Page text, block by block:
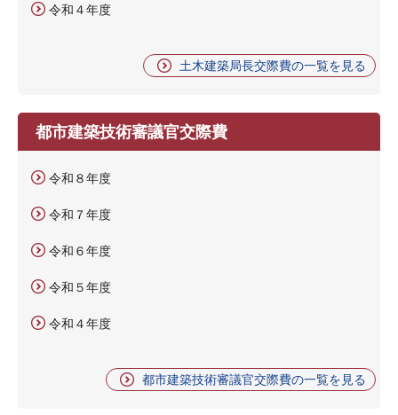
令和４年度
土木建築局長交際費の一覧を見る
都市建築技術審議官交際費
令和８年度
令和７年度
令和６年度
令和５年度
令和４年度
都市建築技術審議官交際費の一覧を見る